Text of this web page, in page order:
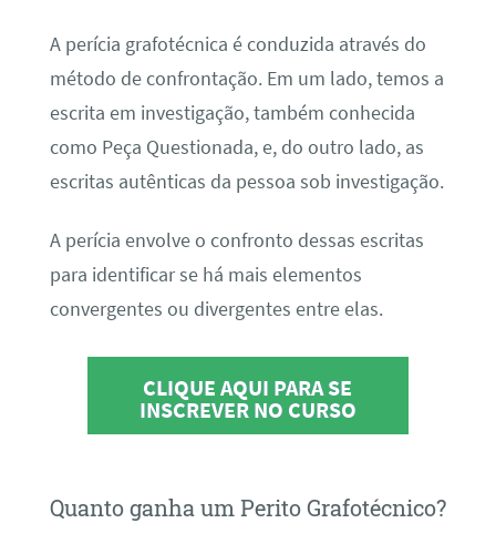
A perícia grafotécnica é conduzida através do
método de confrontação. Em um lado, temos a
escrita em investigação, também conhecida
como Peça Questionada, e, do outro lado, as
escritas autênticas da pessoa sob investigação.
A perícia envolve o confronto dessas escritas
para identificar se há mais elementos
convergentes ou divergentes entre elas.
CLIQUE AQUI PARA SE
INSCREVER NO CURSO
Quanto ganha um Perito Grafotécnico?